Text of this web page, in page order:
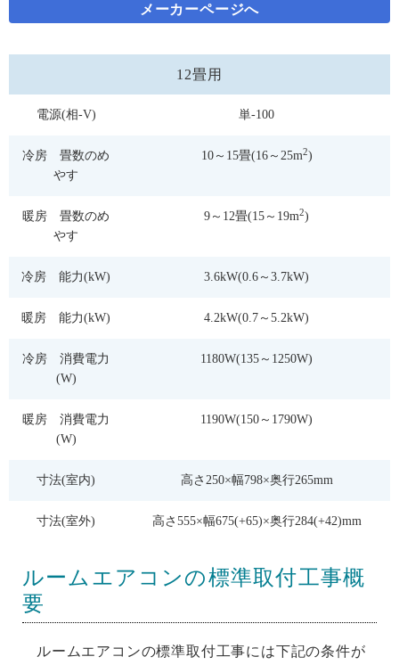
メーカーページへ
12畳用
電源(相-V) 単-100
冷房 畳数のめ
やす
10～15畳(16～25m2)
暖房 畳数のめ
やす
9～12畳(15～19m2)
冷房 能力(kW) 3.6kW(0.6～3.7kW)
暖房 能力(kW) 4.2kW(0.7～5.2kW)
冷房 消費電力
(W)
1180W(135～1250W)
暖房 消費電力
(W)
1190W(150～1790W)
寸法(室内) 高さ250×幅798×奥行265mm
寸法(室外) 高さ555×幅675(+65)×奥行284(+42)mm
ルームエアコンの標準取付工事概
要
ルームエアコンの標準取付工事には下記の条件が